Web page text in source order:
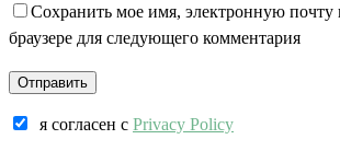
Сохранить мое имя, электронную почту
браузере для следующего комментария
я согласен c Privacy Policy